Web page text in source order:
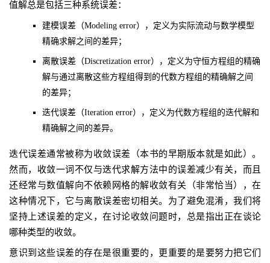
值解总是包括三种系统误差：
建模误差（Modeling error），定义为实际流动与数学模型
精确求解之间的差异；
离散误差（Discretization error），定义为守恒方程组的精确
解与通过离散这些方程组得到的代数方程组的精确解之间
的差异；
迭代误差（Iteration error），定义为代数方程组的迭代解和
精确解之间的差异。
迭代误差通常被称为收敛误差（本书的早期版本就是如此）。
然而，收敛一词不仅与迭代求解方法中的误差减少有关，而且
还经常与数值解向不依赖网格的解收敛有关（非常恰当），在
这种情况下，它与离散误差密切相关。为了避免混淆，我们将
坚持上述误差的定义，在讨论收敛问题时，总是指出正在谈论
哪种类型的收敛。
意识到这些误差的存在是很重要的，更重要的是要努力把它们